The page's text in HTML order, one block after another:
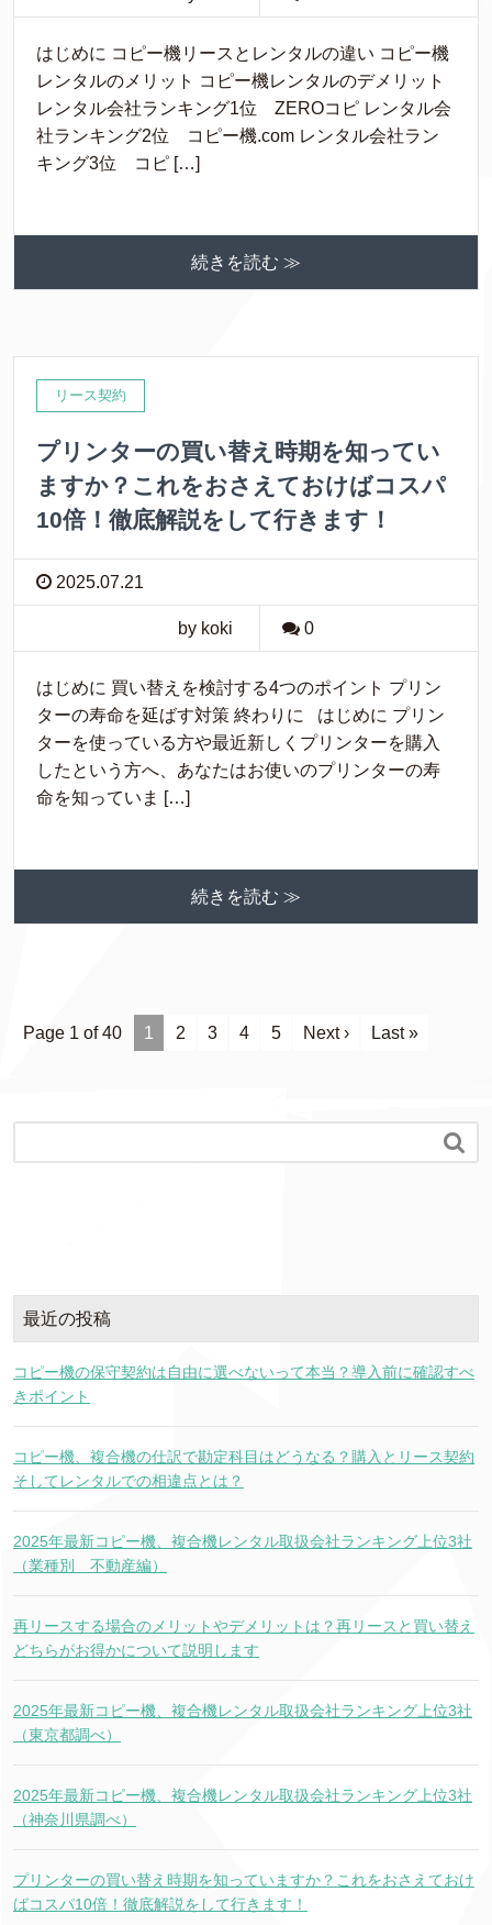
はじめに コピー機リースとレンタルの違い コピー機
レンタルのメリット コピー機レンタルのデメリット
レンタル会社ランキング1位 ZEROコピ レンタル会
社ランキング2位 コピー機.com レンタル会社ラン
キング3位 コピ […]
続きを読む ≫
リース契約
プリンターの買い替え時期を知ってい
ますか？これをおさえておけばコスパ
10倍！徹底解説をして行きます！
2025.07.21
by koki 0
はじめに 買い替えを検討する4つのポイント プリン
ターの寿命を延ばす対策 終わりに はじめに プリン
ターを使っている方や最近新しくプリンターを購入
したという方へ、あなたはお使いのプリンターの寿
命を知っていま […]
続きを読む ≫
Page 1 of 40 1 2 3 4 5 Next › Last »

最近の投稿
コピー機の保守契約は自由に選べないって本当？導入前に確認すべ
きポイント
コピー機、複合機の仕訳で勘定科目はどうなる？購入とリース契約
そしてレンタルでの相違点とは？
2025年最新コピー機、複合機レンタル取扱会社ランキング上位3社
（業種別 不動産編）
再リースする場合のメリットやデメリットは？再リースと買い替え
どちらがお得かについて説明します
2025年最新コピー機、複合機レンタル取扱会社ランキング上位3社
（東京都調べ）
2025年最新コピー機、複合機レンタル取扱会社ランキング上位3社
（神奈川県調べ）
プリンターの買い替え時期を知っていますか？これをおさえておけ
ばコスパ10倍！徹底解説をして行きます！